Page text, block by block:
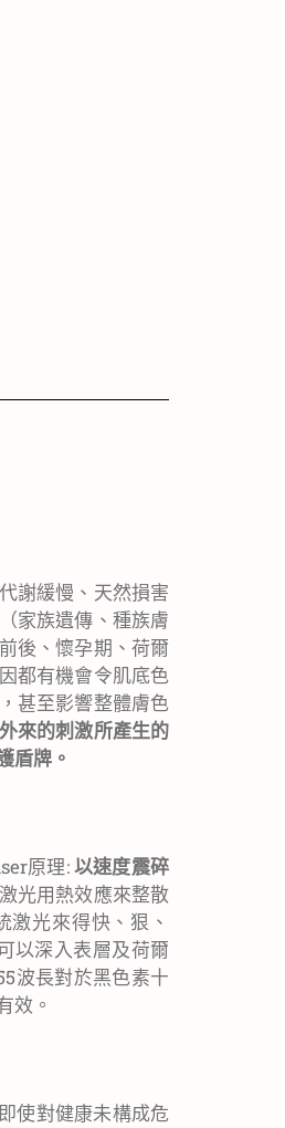
謝緩慢、天然損害
家族遺傳、種族膚
後、懷孕期、荷爾
都有機會令肌底色
甚至影響整體膚色
來的刺激所產生的
盾牌。
原理:以速度震碎
光用熱效應來整散
光來得快、狠、
以深入表層及荷爾
波長對於黑色素十
效。
使對健康未構成危